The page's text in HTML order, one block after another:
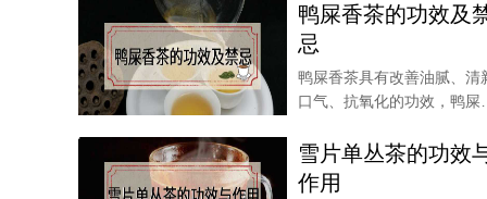
鸭屎香茶的功效及
忌
鸭屎香茶具有改善油腻、清
口气、抗氧化的功效，鸭屎
雪片单丛茶的功效
作用